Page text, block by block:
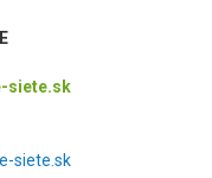
siete.sk
siete.sk